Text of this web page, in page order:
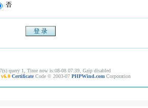
否
query 1, Time now is:08-08 07:39, Gzip disabled
v6.0 Certificate Code © 2003-07 PHPWind.com Corporation